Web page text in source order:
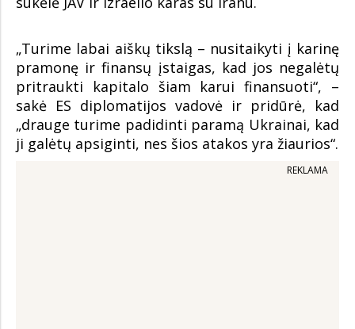
„Turime labai aiškų tikslą – nusitaikyti į karinę
pramonę ir finansų įstaigas, kad jos negalėtų
pritraukti kapitalo šiam karui finansuoti“, –
sakė ES diplomatijos vadovė ir pridūrė, kad
„drauge turime padidinti paramą Ukrainai, kad
ji galėtų apsiginti, nes šios atakos yra žiaurios“.
REKLAMA